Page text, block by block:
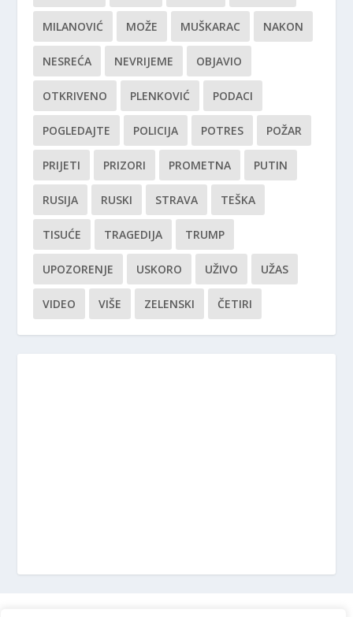
MILANOVIĆ MOŽE MUŠKARAC NAKON
NESREĆA NEVRIJEME OBJAVIO
OTKRIVENO PLENKOVIĆ PODACI
POGLEDAJTE POLICIJA POTRES POŽAR
PRIJETI PRIZORI PROMETNA PUTIN
RUSIJA RUSKI STRAVA TEŠKA
TISUĆE TRAGEDIJA TRUMP
UPOZORENJE USKORO UŽIVO UŽAS
VIDEO VIŠE ZELENSKI ČETIRI